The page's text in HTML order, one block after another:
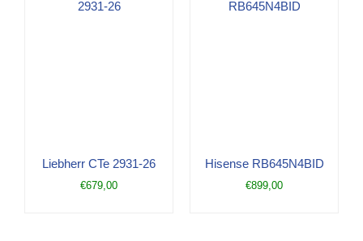
Liebherr CTe 2931-26
€679,00
Hisense RB645N4BID
€899,00